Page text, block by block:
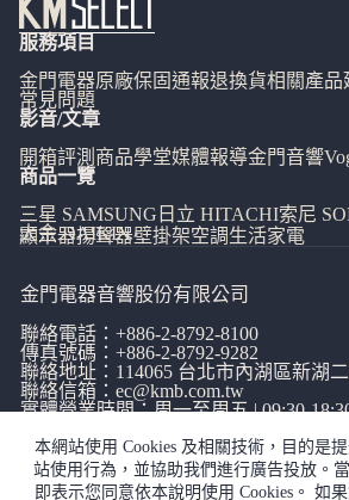
本網站使用 Cookies 及相關技術，目的是
站使用行為，並協助我們進行廣告投放。
即表示您同意依本說明使用 Cookies。 如
服務項目
金門電器原廠保固通報退換貨相關產品
常見問題
影音/文章
開箱評測 商品學堂媒體報導金門音響
商品一覽
三星 SAMSUNG 日立 HITACHI索尼
大金 DAIKIN
顯示器揚聲器壁掛架空調生活家電
金門電器音響股份有限公司
聯絡電話： +886-2-8792-8100
傳真號碼：+886-2-8792-9282
聯絡地址：114065 台北市內湖區新湖
聯絡信箱： ec@kmb.com.tw
實體營業時間：周一至周五 | 09:30-